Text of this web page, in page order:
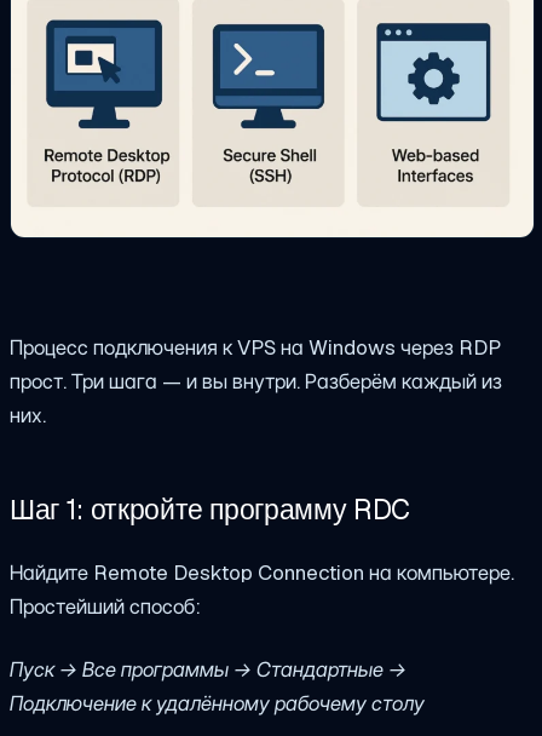
Процесс подключения к VPS на Windows через RDP
прост. Три шага — и вы внутри. Разберём каждый из
них.
Шаг 1: откройте программу RDC
Найдите Remote Desktop Connection на компьютере.
Простейший способ:
Пуск → Все программы → Стандартные →
Подключение к удалённому рабочему столу